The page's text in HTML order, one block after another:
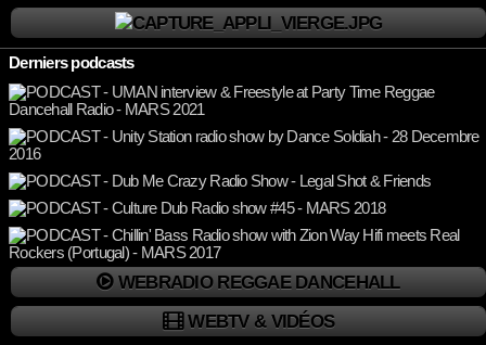
Derniers podcasts
WEBRADIO REGGAE DANCEHALL
WEBTV & VIDÉOS